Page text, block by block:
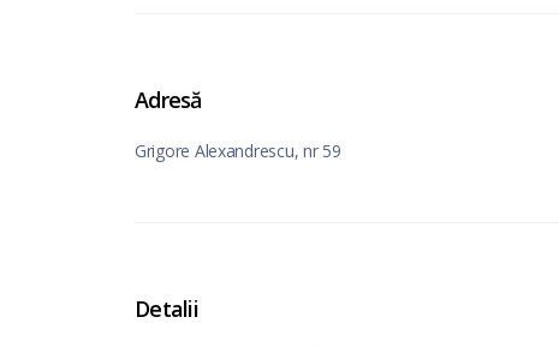
Adresă
Grigore Alexandrescu, nr 59
Detalii